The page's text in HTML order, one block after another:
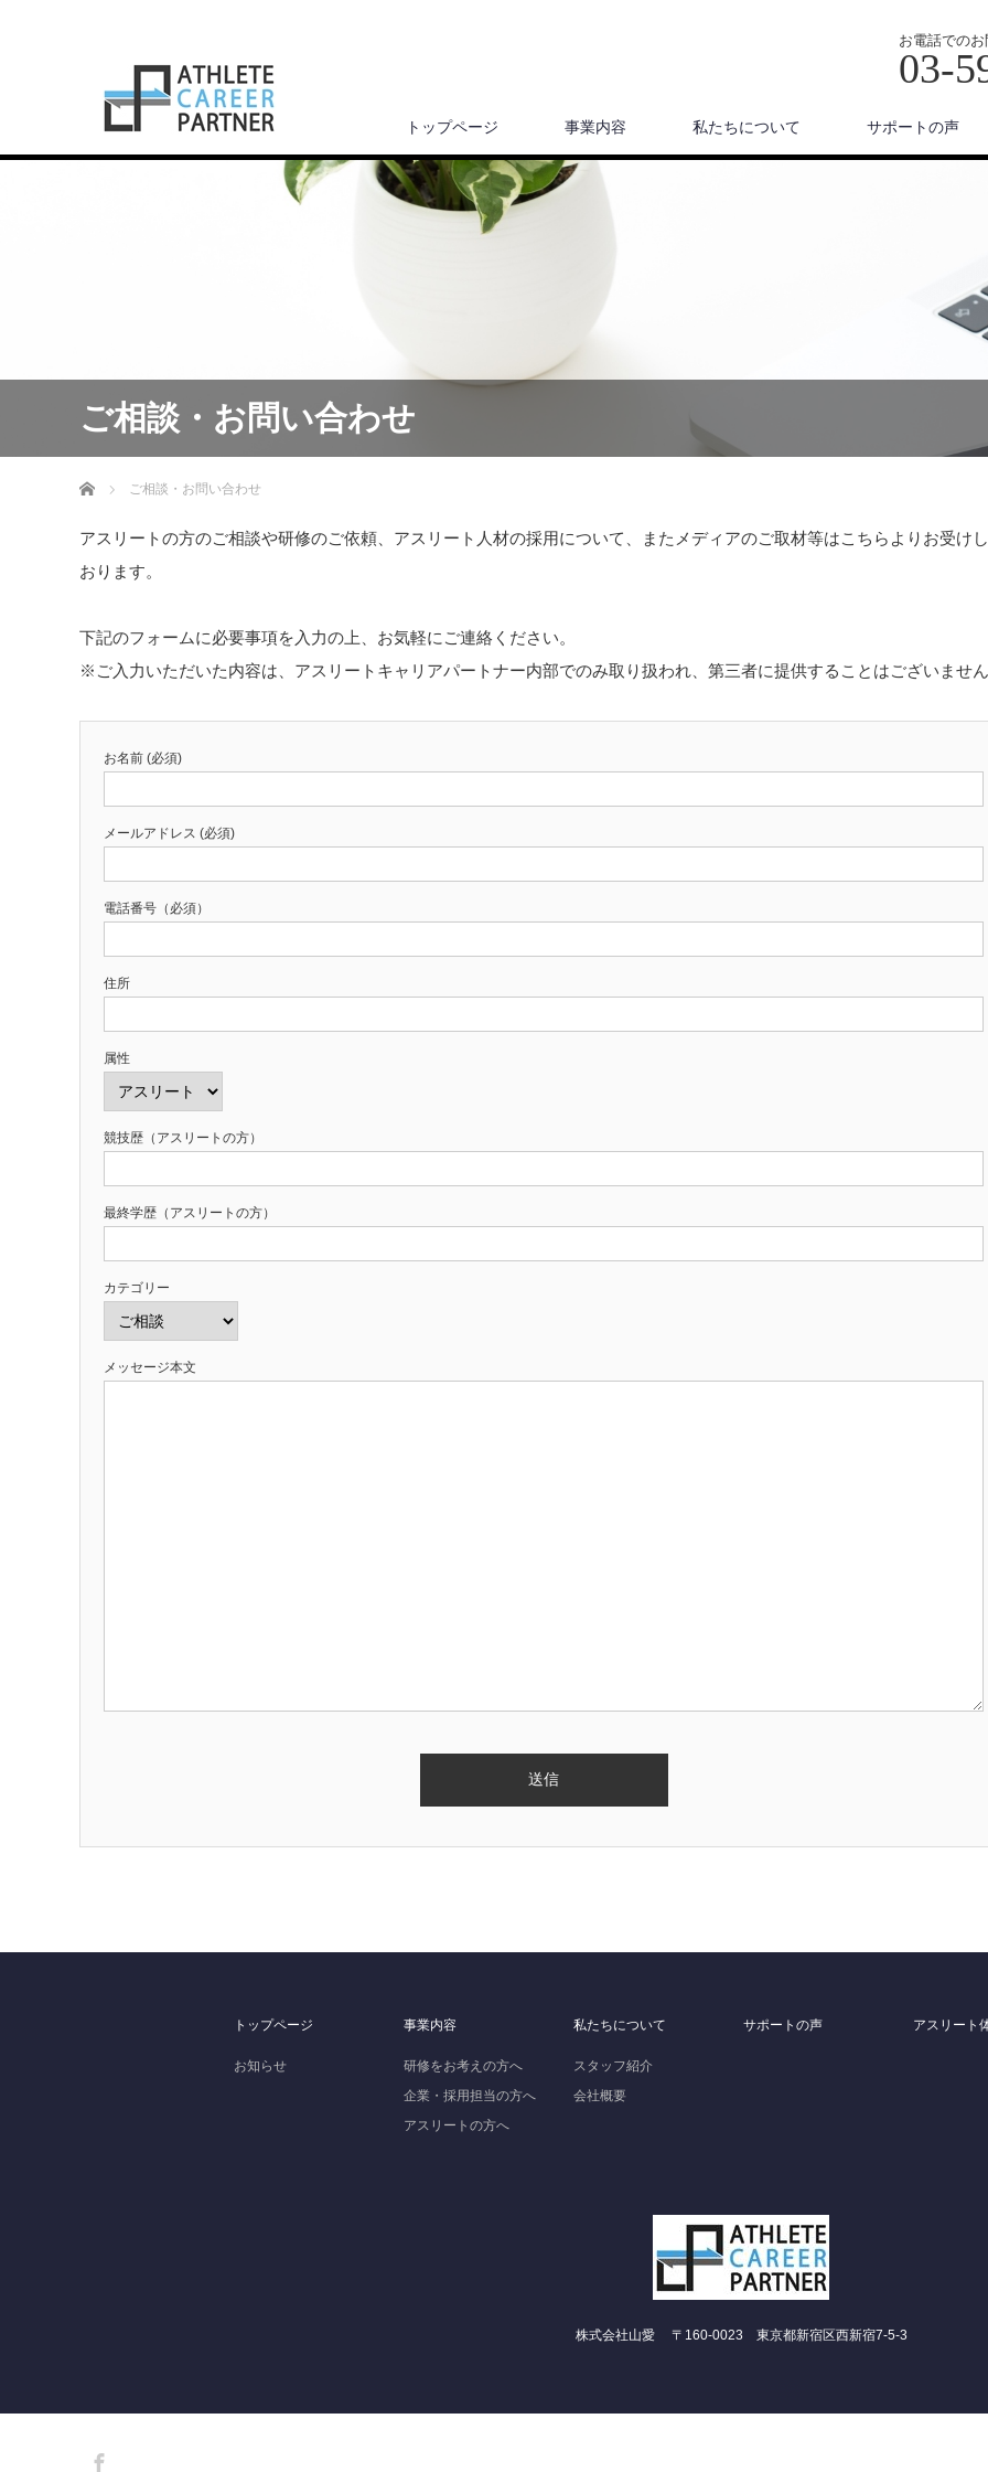
お電話での
03-
トップページ 事業内容 私たちについて サポートの声
ご相談・お問い合わせ
ホーム ご相談・お問い合わせ
アスリートの方のご相談や研修のご依頼、アスリート人材の採用について、またメディアのご取材等はこちらよりお受け
おります。
下記のフォームに必要事項を入力の上、お気軽にご連絡ください。
※ご入力いただいた内容は、アスリートキャリアパートナー内部でのみ取り扱われ、第三者に提供することはございません
お名前 (必須)
メールアドレス (必須)
電話番号（必須）
住所
属性
競技歴（アスリートの方）
最終学歴（アスリートの方）
カテゴリー
メッセージ本文
トップページ
お知らせ
事業内容
研修をお考えの方へ
企業・採用担当の方へ
アスリートの方へ
私たちについて
スタッフ紹介
会社概要
サポートの声 アスリート
株式会社山愛 〒160-0023 東京都新宿区西新宿7-5-3